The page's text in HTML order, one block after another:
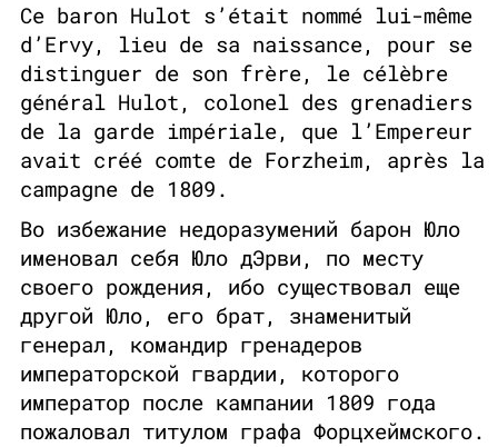
Ce baron Hulot s’était nommé lui-même
d’Ervy, lieu de sa naissance, pour se
distinguer de son frère, le célèbre
général Hulot, colonel des grenadiers
de la garde impériale, que l’Empereur
avait créé comte de Forzheim, après la
campagne de 1809.
Во избежание недоразумений барон Юло
именовал себя Юло дЭрви, по месту
своего рождения, ибо существовал еще
другой Юло, его брат, знаменитый
генерал, командир гренадеров
императорской гвардии, которого
император после кампании 1809 года
пожаловал титулом графа Форцхеймского.